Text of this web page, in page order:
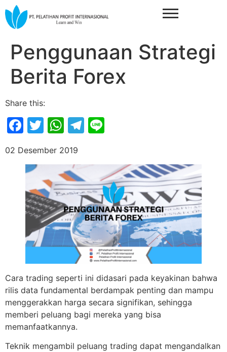
Penggunaan Strategi
Berita Forex
Share this:
Facebook
Twitter
WhatsApp
Telegram
02 Desember 2019
Cara trading seperti ini didasari pada keyakinan bahwa
rilis data fundamental berdampak penting dan mampu
menggerakkan harga secara signifikan, sehingga
memberi peluang bagi mereka yang bisa
memanfaatkannya.
Teknik mengambil peluang trading dapat mengandalkan